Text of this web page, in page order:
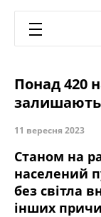
Понад 420
11 вересня 2023
Станом на
населений
без світла
інших